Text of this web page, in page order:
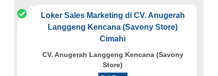
Loker Sales Marketing di CV. Anugerah
Langgeng Kencana (Savony Store)
Cimahi
CV. Anugerah Langgeng Kencana (Savony
Store)